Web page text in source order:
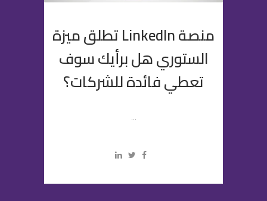
منصة LinkedIn تطلق ميزة
الستوري هل برأيك سوف
تعطي فائدة للشركات؟
...